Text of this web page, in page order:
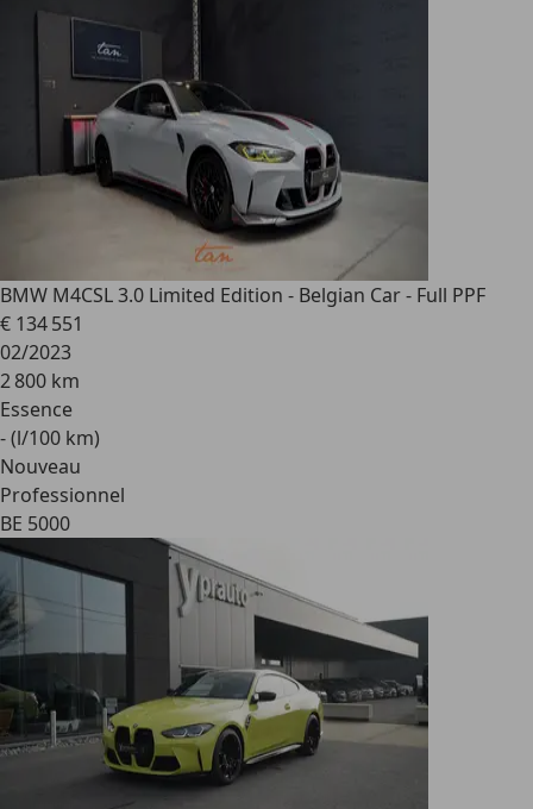
BMW M4CSL 3.0 Limited Edition - Belgian Car - Full PPF
€ 134 551
02/2023
2 800 km
Essence
- (l/100 km)
Nouveau
Professionnel
BE 5000